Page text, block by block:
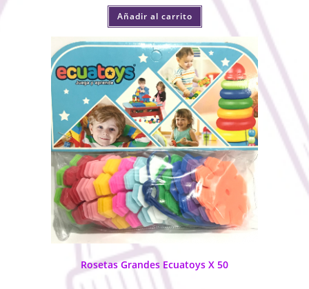
Añadir al carrito
Rosetas Grandes Ecuatoys X 50